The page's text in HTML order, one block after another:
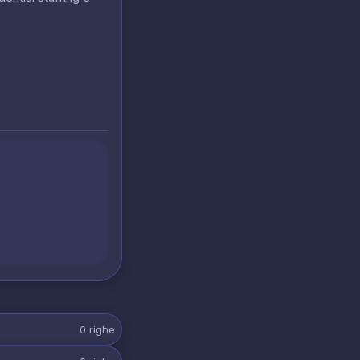
0 righe